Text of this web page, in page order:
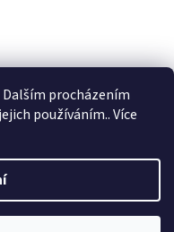
procházením
používáním.. Více